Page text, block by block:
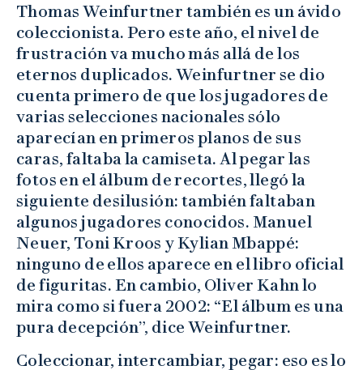
Thomas Weinfurtner también es un ávido
coleccionista. Pero este año, el nivel de
frustración va mucho más allá de los
eternos duplicados. Weinfurtner se dio
cuenta primero de que los jugadores de
varias selecciones nacionales sólo
aparecían en primeros planos de sus
caras, faltaba la camiseta. Al pegar las
fotos en el álbum de recortes, llegó la
siguiente desilusión: también faltaban
algunos jugadores conocidos. Manuel
Neuer, Toni Kroos y Kylian Mbappé:
ninguno de ellos aparece en el libro oficial
de figuritas. En cambio, Oliver Kahn lo
mira como si fuera 2002: “El álbum es una
pura decepción”, dice Weinfurtner.
Coleccionar, intercambiar, pegar: eso es lo